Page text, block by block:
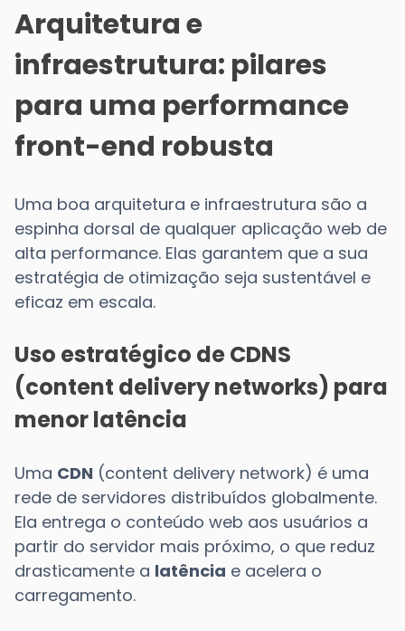
Arquitetura e
infraestrutura: pilares
para uma performance
front-end robusta
Uma boa arquitetura e infraestrutura são a
espinha dorsal de qualquer aplicação web de
alta performance. Elas garantem que a sua
estratégia de otimização seja sustentável e
eficaz em escala.
Uso estratégico de CDNS
(content delivery networks) para
menor latência
Uma CDN (content delivery network) é uma
rede de servidores distribuídos globalmente.
Ela entrega o conteúdo web aos usuários a
partir do servidor mais próximo, o que reduz
drasticamente a latência e acelera o
carregamento.